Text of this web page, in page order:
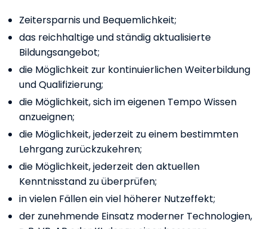
Zeitersparnis und Bequemlichkeit;
das reichhaltige und ständig aktualisierte
Bildungsangebot;
die Möglichkeit zur kontinuierlichen Weiterbildung
und Qualifizierung;
die Möglichkeit, sich im eigenen Tempo Wissen
anzueignen;
die Möglichkeit, jederzeit zu einem bestimmten
Lehrgang zurückzukehren;
die Möglichkeit, jederzeit den aktuellen
Kenntnisstand zu überprüfen;
in vielen Fällen ein viel höherer Nutzeffekt;
der zunehmende Einsatz moderner Technologien,